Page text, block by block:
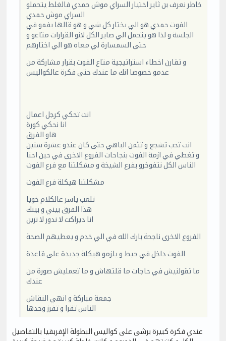
خاطر نعرف بن ثاير اختيار السراي موش حمدي فالغلط يتحملو
السراي موش حمدي
الفوت حمدي هو الي يختار كل شي و هو قالها بفمو في
الجلسة و لذا هو يتحمل الي صاير الكل لانو القرارات متاعو و
حتى السمسارة لي معاه هو الي اختارهم
و تقارن اخطاء استراتيجية متاع الفوت بقرار مشاركة من
عدمو خصوصا انك ما عندك حتى فكرة عالكواليس
انت تحكي كرجل اعمال
انا نحكي كورة
هاو الفرق
انت تحب تشجع و تثمن الباهي حتى كان عندو عشرة سنين
و تغطي في ازمة الفوت بنجاحات الفروع الاخرى في حين احنا
الناس الكل نتفوخرو بفرع الشيخة و مشكلتنا مع فرع الفوت
مشكلتنا هيكلة فرع الفوت
تلعب ياسر عالكلام خويا
هذا الفرق بيني و بينك
انا ديراكت لا ندور لا نزين
الفروع الاخرى ناجحة بارك الله في الي خدم و يعطيهم الصحة
الفوت داخل في حيط و يلزمو هيكلة جديدة على قاعدة
ما تقولنيش في حاجات ما قلتهاش و ما تعمليش صورة من
عندك
جمعة مباركة و انهي النقاش
الناس تقرا و تفرز وحدها
عندي فكرة كبيرة برشى على كواليس البطولة الإفربقيا بالتفاصيل